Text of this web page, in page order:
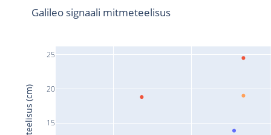
15
20
25
Galileo signaali mitmeteelisus